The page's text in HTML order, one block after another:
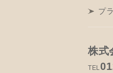
プ
株式
TEL